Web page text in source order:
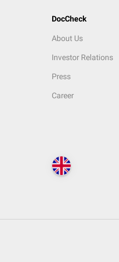
DocCheck
About Us
Investor Relations
Press
Career